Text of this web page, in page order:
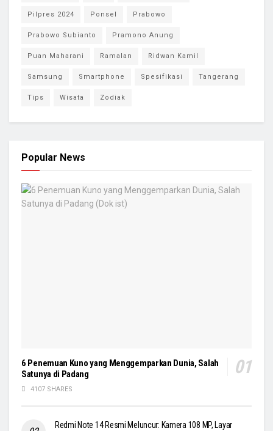
Pilpres 2024 Ponsel Prabowo
Prabowo Subianto Pramono Anung
Puan Maharani Ramalan Ridwan Kamil
Samsung Smartphone Spesifikasi Tangerang
Tips Wisata Zodiak
Popular News
6 Penemuan Kuno yang Menggemparkan Dunia, Salah
Satunya di Padang
4107 SHARES
Redmi Note 14 Resmi Meluncur: Kamera 108 MP, Layar